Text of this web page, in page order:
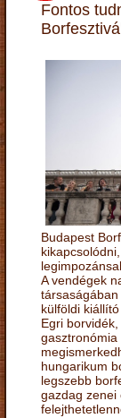
Fontos
Budapest
A vendégek
külföldi
Egri
gasztronómia
hungarikum
legszebb
gazdag zenei